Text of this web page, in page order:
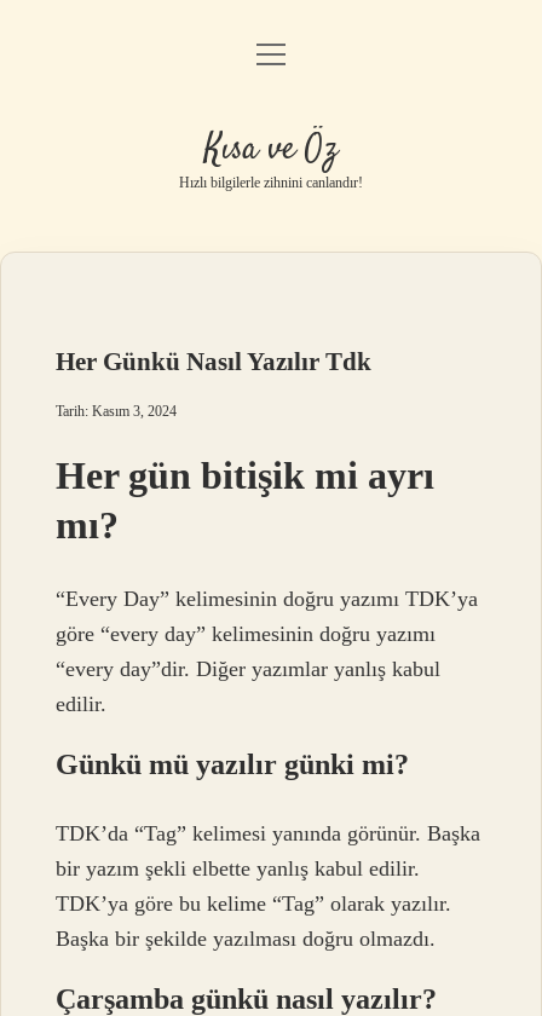
Anasayfa
Gizlilik Politikası
Yasal Uyarı
menüyü
Kısa ve Öz
Hızlı bilgilerle zihnini canlandır!
Her Günkü Nasıl Yazılır Tdk
Tarih: Kasım 3, 2024
Her gün bitişik mi ayrı
mı?
“Every Day” kelimesinin doğru yazımı TDK’ya
göre “every day” kelimesinin doğru yazımı
“every day”dir. Diğer yazımlar yanlış kabul
edilir.
Günkü mü yazılır günki mi?
TDK’da “Tag” kelimesi yanında görünür. Başka
bir yazım şekli elbette yanlış kabul edilir.
TDK’ya göre bu kelime “Tag” olarak yazılır.
Başka bir şekilde yazılması doğru olmazdı.
Çarşamba günkü nasıl yazılır?